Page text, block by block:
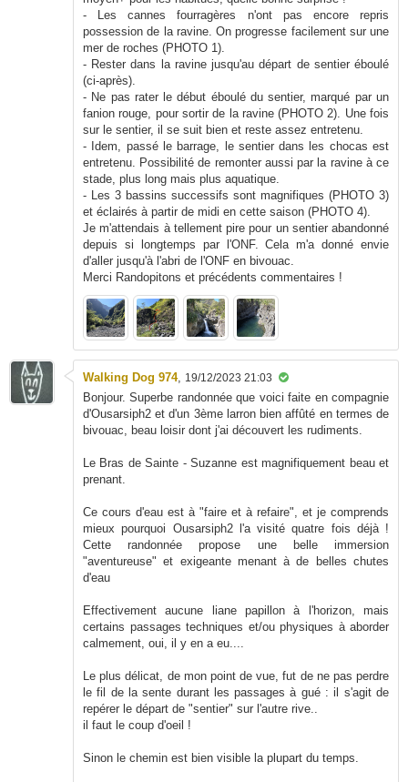
- Les cannes fourragères n'ont pas encore repris
possession de la ravine. On progresse facilement sur une
mer de roches (PHOTO 1).
- Rester dans la ravine jusqu'au départ de sentier éboulé
(ci-après).
- Ne pas rater le début éboulé du sentier, marqué par un
fanion rouge, pour sortir de la ravine (PHOTO 2). Une fois
sur le sentier, il se suit bien et reste assez entretenu.
- Idem, passé le barrage, le sentier dans les chocas est
entretenu. Possibilité de remonter aussi par la ravine à ce
stade, plus long mais plus aquatique.
- Les 3 bassins successifs sont magnifiques (PHOTO 3)
et éclairés à partir de midi en cette saison (PHOTO 4).
Je m'attendais à tellement pire pour un sentier abandonné
depuis si longtemps par l'ONF. Cela m'a donné envie
d'aller jusqu'à l'abri de l'ONF en bivouac.
Merci Randopitons et précédents commentaires !
Walking Dog 974, 19/12/2023 21:03
Bonjour. Superbe randonnée que voici faite en compagnie
d'Ousarsiph2 et d'un 3ème larron bien affûté en termes de
bivouac, beau loisir dont j'ai découvert les rudiments.
Le Bras de Sainte - Suzanne est magnifiquement beau et
prenant.
Ce cours d'eau est à "faire et à refaire", et je comprends
mieux pourquoi Ousarsiph2 l'a visité quatre fois déjà !
Cette randonnée propose une belle immersion
"aventureuse" et exigeante menant à de belles chutes
d'eau
Effectivement aucune liane papillon à l'horizon, mais
certains passages techniques et/ou physiques à aborder
calmement, oui, il y en a eu....
Le plus délicat, de mon point de vue, fut de ne pas perdre
le fil de la sente durant les passages à gué : il s'agit de
repérer le départ de "sentier" sur l'autre rive..
il faut le coup d'oeil !
Sinon le chemin est bien visible la plupart du temps.